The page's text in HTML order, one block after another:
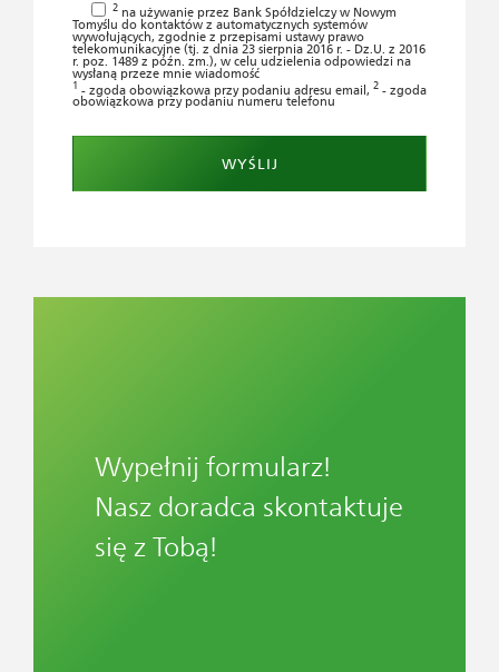
2 na używanie przez Bank Spółdzielczy w Nowym
Tomyślu do kontaktów z automatycznych systemów
wywołujących, zgodnie z przepisami ustawy prawo
telekomunikacyjne (tj. z dnia 23 sierpnia 2016 r. - Dz.U. z 2016
r. poz. 1489 z późn. zm.), w celu udzielenia odpowiedzi na
wysłaną przeze mnie wiadomość
1 - zgoda obowiązkowa przy podaniu adresu email, 2 - zgoda
obowiązkowa przy podaniu numeru telefonu
Wypełnij formularz!
Nasz doradca skontaktuje
się z Tobą!